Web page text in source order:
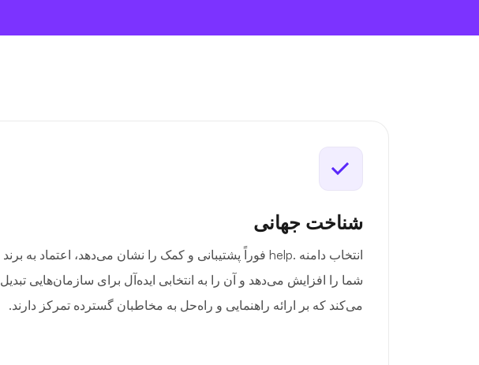
شناخت جهانی
انتخاب دامنه .help فوراً پشتیبانی و کمک را نشان می‌دهد، اعتماد به برند
شما را افزایش می‌دهد و آن را به انتخابی ایده‌آل برای سازمان‌هایی تبدیل
می‌کند که بر ارائه راهنمایی و راه‌حل به مخاطبان گسترده تمرکز دارند.